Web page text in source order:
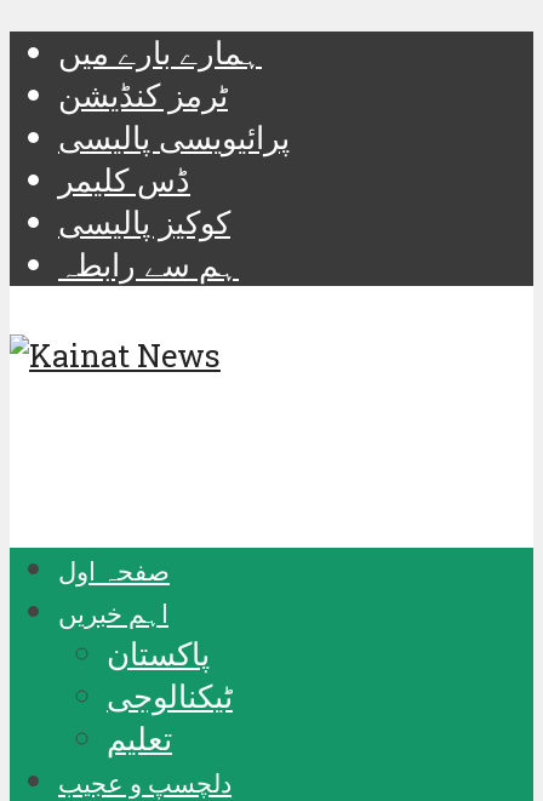
ہمارے بارے میں
ٹرمز کنڈیشن
پرائیویسی پالیسی
ڈس کلیمر
کوکیز پالیسی
ہم سے رابطہ
صفحہ اول
اہم خبریں
پاکستان
ٹیکنالوجی
تعلیم
دلچسپ و عجیب